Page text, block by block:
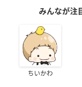
みんなが注
ちいかわ